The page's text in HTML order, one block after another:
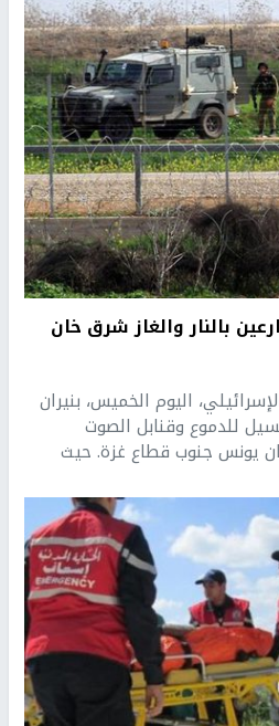
بالنار والغاز شرق خان
اليوم الخميس، بنيران
للدموع وقنابل الصوت
يونس جنوب قطاع غزة. حيث